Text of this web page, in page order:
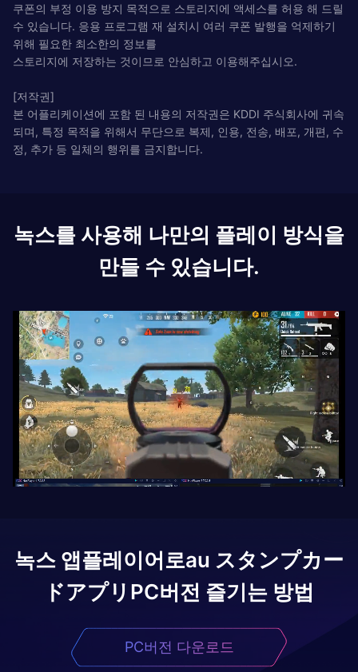
쿠폰의 부정 이용 방지 목적으로 스토리지에 액세스를 허용 해 드릴
수 있습니다. 응용 프로그램 재 설치시 여러 쿠폰 발행을 억제하기
위해 필요한 최소한의 정보를
스토리지에 저장하는 것이므로 안심하고 이용해주십시오.
[저작권]
본 어플리케이션에 포함 된 내용의 저작권은 KDDI 주식회사에 귀속
되며, 특정 목적을 위해서 무단으로 복제, 인용, 전송, 배포, 개편, 수
정, 추가 등 일체의 행위를 금지합니다.
녹스를 사용해 나만의 플레이 방식을
만들 수 있습니다.
녹스 앱플레이어로au スタンプカー
ドアプリ PC버전 즐기는 방법
PC버전 다운로드